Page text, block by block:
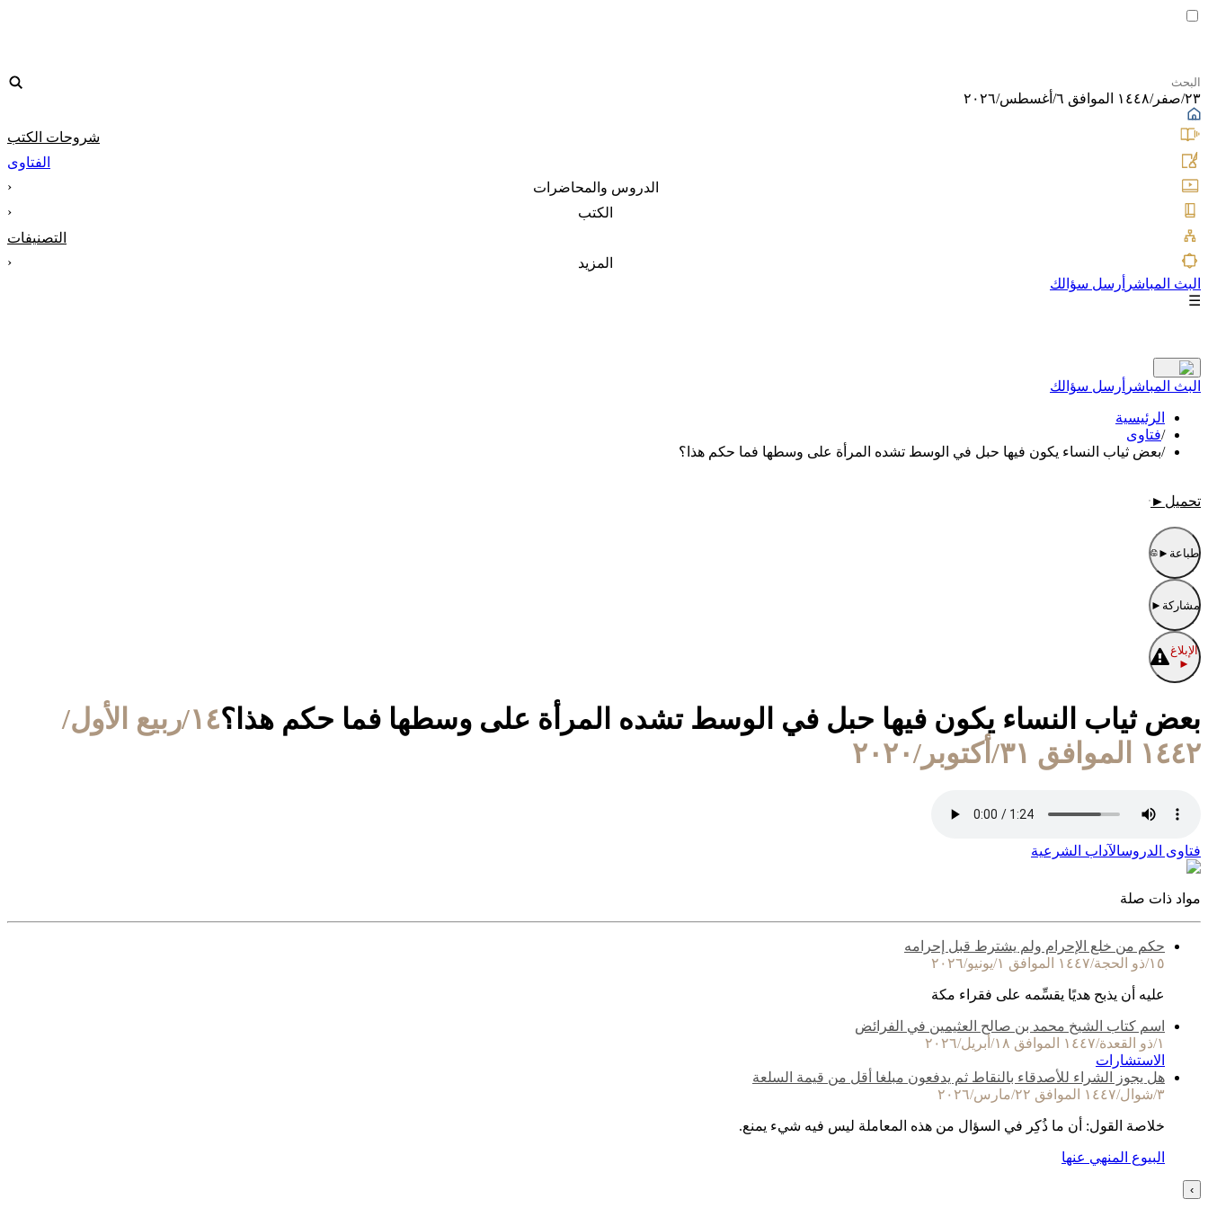
٢٣/صفر/١٤٤٨ الموافق ٦/أغسطس/٢٠٢٦
شروحات الكتب
الفتاوى
الدروس والمحاضرات
‹
الكتب
‹
التصنيفات
المزيد
‹
البث المباشر أرسل سؤالك
☰
البث المباشر أرسل سؤالك
الرئيسية
/فتاوى
/بعض ثياب النساء يكون فيها حبل في الوسط تشده المرأة على وسطها فما حكم هذا؟
تحميل ►
طباعة ►
مشاركة ►
الإبلاغ
►
بعض ثياب النساء يكون فيها حبل في الوسط تشده المرأة على وسطها فما حكم هذا؟
١٤/ربيع الأول/
١٤٤٢ الموافق ٣١/أكتوبر/٢٠٢٠
فتاوى الدروسالآداب الشرعية
مواد ذات صلة
حكم من خلع الإحرام ولم يشترط قبل إحرامه
١٥/ذو الحجة/١٤٤٧ الموافق ١/يونيو/٢٠٢٦
عليه أن يذبح هديًا يقسِّمه على فقراء مكة
اسم كتاب الشيخ محمد بن صالح العثيمين في الفرائض
١/ذو القعدة/١٤٤٧ الموافق ١٨/أبريل/٢٠٢٦
الاستشارات
هل يجوز الشراء للأصدقاء بالنقاط ثم يدفعون مبلغا أقل من قيمة السلعة
٣/شوال/١٤٤٧ الموافق ٢٢/مارس/٢٠٢٦
خلاصة القول: أن ما ذُكِر في السؤال من هذه المعاملة ليس فيه شيء يمنع.
البيوع المنهي عنها
›